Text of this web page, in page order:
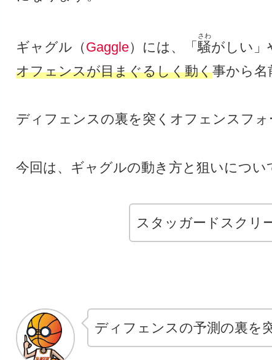
ギャグル（Gaggle）には、「騒
さわ
がしい」
オフェンスが目まぐるしく動く事から名
ディフェンスの裏を突くオフェンスフォ
今回は、ギャグルの動き方と狙いについ
スタッガードスクリ
ディフェンスの予測の裏を